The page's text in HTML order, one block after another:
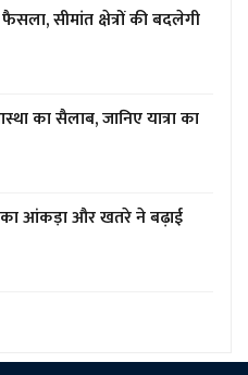
सीमांत क्षेत्रों की बदलेगी
का सैलाब, जानिए यात्रा का
का आंकड़ा और खतरे ने बढ़ाई